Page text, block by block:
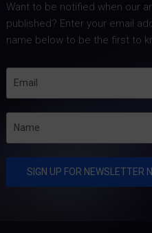
Want to be notified when our
published? Enter your email
name below to be the first to
Share Nowदेहरादून। मुख्य
सचिव आनंद बर्द्धन ने गुरुवार को
केंद्र पहुंचकर प्रदेश में लगातार
हो रही वर्षा तथा बारिश के कारण
उत्पन्न स्थिति की विस्तृत समीक्षा
की।…